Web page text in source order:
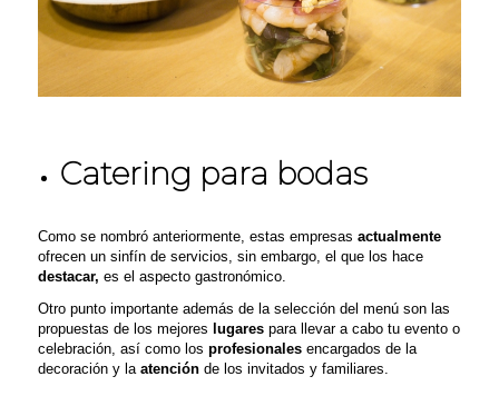
Catering para bodas
Como se nombró anteriormente, estas empresas actualmente
ofrecen un sinfín de servicios, sin embargo, el que los hace
destacar, es el aspecto gastronómico.
Otro punto importante además de la selección del menú son las
propuestas de los mejores lugarespara llevar a cabo tu evento o
celebración, así como los profesionalesencargados de la
decoración y la atenciónde los invitados y familiares.